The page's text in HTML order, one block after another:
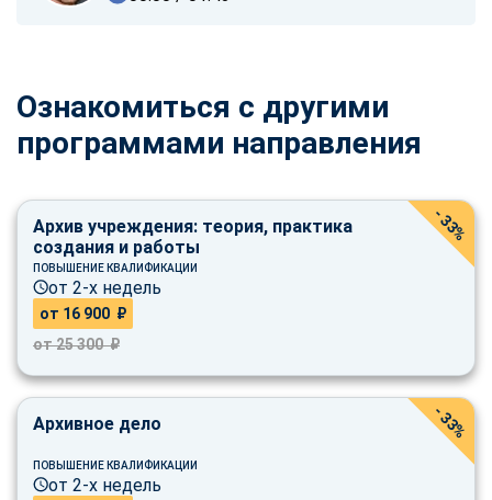
Ознакомиться с другими
программами направления
Архив учреждения: теория, практика
создания и работы
ПОВЫШЕНИЕ КВАЛИФИКАЦИИ
от 2-х недель
от 16 900 ₽
от 25 300 ₽
- 33%
Архивное дело
ПОВЫШЕНИЕ КВАЛИФИКАЦИИ
от 2-х недель
- 33%